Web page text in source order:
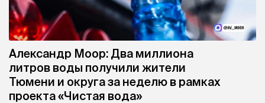
Александр Моор: Два миллиона
литров воды получили жители
Тюмени и округа за неделю в рамках
проекта «Чистая вода»